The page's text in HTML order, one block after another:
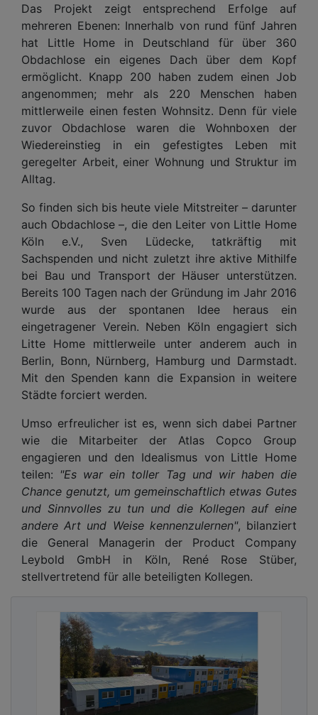
Das Projekt zeigt entsprechend Erfolge auf
mehreren Ebenen: Innerhalb von rund fünf Jahren
hat Little Home in Deutschland für über 360
Obdachlose ein eigenes Dach über dem Kopf
ermöglicht. Knapp 200 haben zudem einen Job
angenommen; mehr als 220 Menschen haben
mittlerweile einen festen Wohnsitz. Denn für viele
zuvor Obdachlose waren die Wohnboxen der
Wiedereinstieg in ein gefestigtes Leben mit
geregelter Arbeit, einer Wohnung und Struktur im
Alltag.
So finden sich bis heute viele Mitstreiter – darunter
auch Obdachlose –, die den Leiter von Little Home
Köln e.V., Sven Lüdecke, tatkräftig mit
Sachspenden und nicht zuletzt ihre aktive Mithilfe
bei Bau und Transport der Häuser unterstützen.
Bereits 100 Tagen nach der Gründung im Jahr 2016
wurde aus der spontanen Idee heraus ein
eingetragener Verein. Neben Köln engagiert sich
Litte Home mittlerweile unter anderem auch in
Berlin, Bonn, Nürnberg, Hamburg und Darmstadt.
Mit den Spenden kann die Expansion in weitere
Städte forciert werden.
Umso erfreulicher ist es, wenn sich dabei Partner
wie die Mitarbeiter der Atlas Copco Group
engagieren und den Idealismus von Little Home
teilen: "Es war ein toller Tag und wir haben die
Chance genutzt, um gemeinschaftlich etwas Gutes
und Sinnvolles zu tun und die Kollegen auf eine
andere Art und Weise kennenzulernen", bilanziert
die General Managerin der Product Company
Leybold GmbH in Köln, René Rose Stüber,
stellvertretend für alle beteiligten Kollegen.